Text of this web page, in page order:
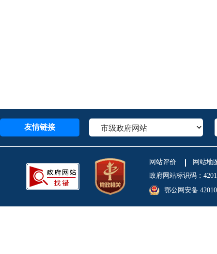
友情链接
网站评价
网站地
政府网站标识码：
鄂公网安备